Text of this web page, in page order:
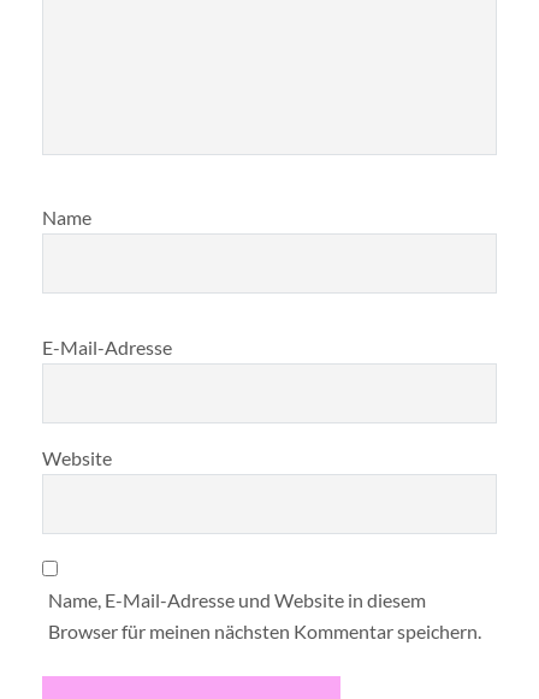
Name
E-Mail-Adresse
Website
Name, E-Mail-Adresse und Website in diesem
Browser für meinen nächsten Kommentar speichern.